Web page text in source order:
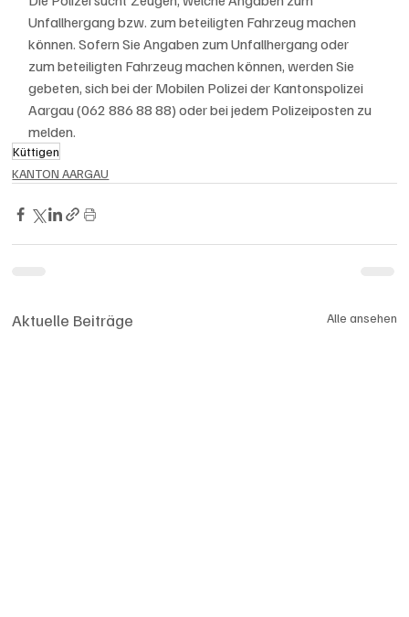
Unfallhergang bzw. zum beteiligten Fahrzeug machen
können. Sofern Sie Angaben zum Unfallhergang oder
zum beteiligten Fahrzeug machen können, werden Sie
gebeten, sich bei der Mobilen Polizei der Kantonspolizei
Aargau (062 886 88 88) oder bei jedem Polizeiposten zu
melden.
Küttigen
KANTON AARGAU
Aktuelle Beiträge Alle ansehen